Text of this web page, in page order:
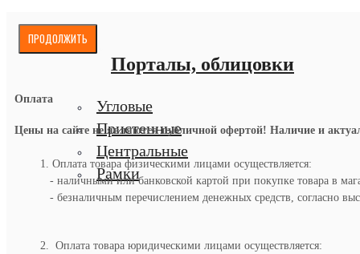
Порталы, облицовки
Угловые
Пристенные
Центральные
Рамки
ПРОДОЛЖИТЬ
Оплата
Цены на сайте не являются публичной офертой! Наличие и
1. Оплата товара физическими лицами осуществляется:
- наличными или банковской картой при покупке товара в
- безналичным перечислением денежных средств, согласно
2. Оплата товара юридическими лицами осуществляется: